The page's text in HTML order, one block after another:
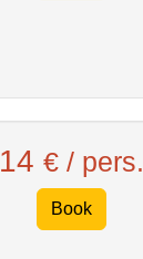
14€ / pers.
Book